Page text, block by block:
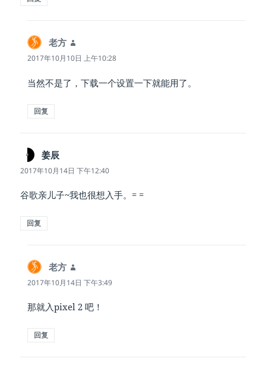
老方
道：
2017年10月10日 上午10:28
当然不是了，下载一个设置一下就能用了。
回复
姜辰
道：
2017年10月14日 下午12:40
谷歌亲儿子~我也很想入手。= =
回复
老方
道：
2017年10月14日 下午3:49
那就入pixel 2 吧！
回复